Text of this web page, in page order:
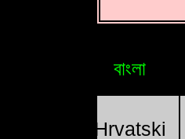
বাংলা
Hrvatski